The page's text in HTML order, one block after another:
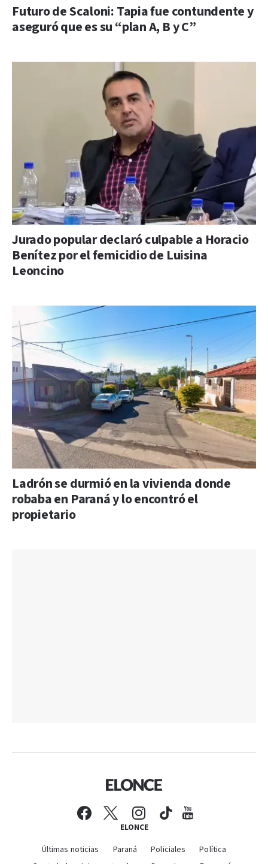
Futuro de Scaloni: Tapia fue contundente y
aseguró que es su “plan A, B y C”
Jurado popular declaró culpable a Horacio
Benítez por el femicidio de Luisina
Leoncino
Ladrón se durmió en la vivienda donde
robaba en Paraná y lo encontró el
propietario
ELONCE
Últimas noticias Paraná Policiales
Política